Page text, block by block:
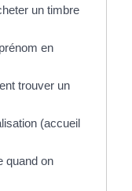
un timbre
en
trouver un
(accueil
quand on